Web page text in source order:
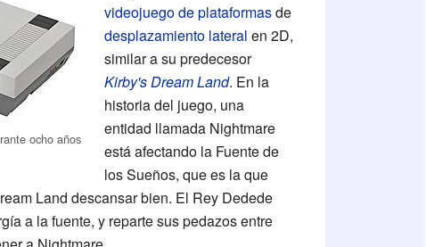
ocho años
videojuego de plataformasde
desplazamiento lateral en 2D,
similar a su predecesor
Kirby's Dream Land. En la
historia del juego, una
entidad llamada Nightmare
está afectando la Fuente de
los Sueños, que es la que
Land descansar bien. El Rey Dedede
a la fuente, y reparte sus pedazos entre